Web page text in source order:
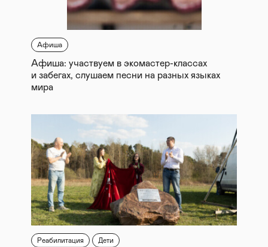
Афиша
Афиша: участвуем в экомастер-классах
и забегах, слушаем песни на разных языках
мира
Реабилитация Дети